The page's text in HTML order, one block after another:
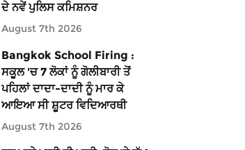
ਦੇ ਨਵੇਂ ਪੁਲਿਸ ਕਮਿਸ਼ਨਰ
August 7th 2026
Bangkok School Firing :
ਸਕੂਲ 'ਚ 7 ਲੋਕਾਂ ਨੂੰ ਗੋਲੀਬਾਰੀ ਤੋਂ
ਪਹਿਲਾਂ ਦਾਦਾ-ਦਾਦੀ ਨੂੰ ਮਾਰ ਕੇ
ਆਇਆ ਸੀ ਸ਼ੂਟਰ ਵਿਦਿਆਰਥੀ
August 7th 2026